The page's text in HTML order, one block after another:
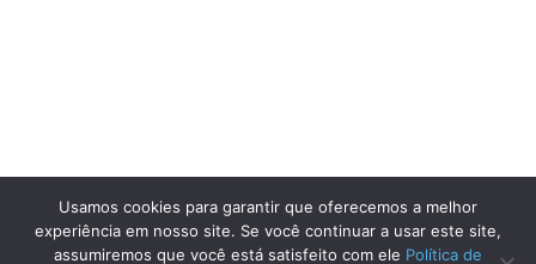
Usamos cookies para garantir que oferecemos a melhor
experiência em nosso site. Se você continuar a usar este site,
assumiremos que você está satisfeito com ele Política de